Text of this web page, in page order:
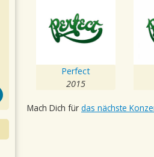
Perfect
2015
Mach Dich für das nächste